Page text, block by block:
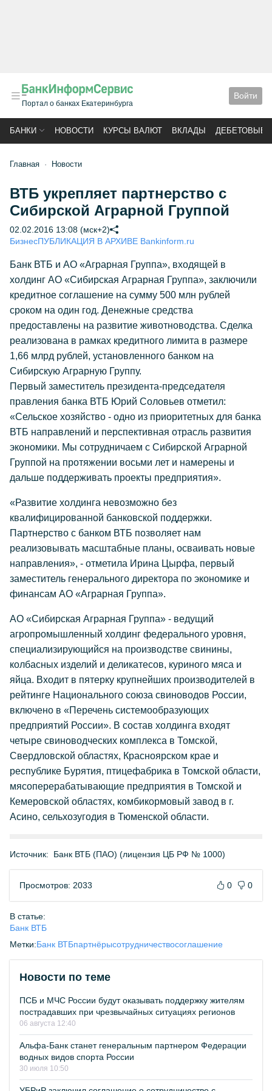
Портал о банках Екатеринбурга
Войти
БАНКИ НОВОСТИ КУРСЫ ВАЛЮТ ВКЛАДЫ ДЕБЕТОВЫЕ
Главная Новости
ВТБ укрепляет партнерство с
Сибирской Аграрной Группой
02.02.2016 13:08 (мск+2)
БизнесПУБЛИКАЦИЯ В АРХИВЕ Bankinform.ru
Банк ВТБ и АО «Аграрная Группа», входящей в
холдинг АО «Сибирская Аграрная Группа», заключили
кредитное соглашение на сумму 500 млн рублей
сроком на один год. Денежные средства
предоставлены на развитие животноводства. Сделка
реализована в рамках кредитного лимита в размере
1,66 млрд рублей, установленного банком на
Сибирскую Аграрную Группу.
Первый заместитель президента-председателя
правления банка ВТБ Юрий Соловьев отметил:
«Сельское хозяйство - одно из приоритетных для банка
ВТБ направлений и перспективная отрасль развития
экономики. Мы сотрудничаем с Сибирской Аграрной
Группой на протяжении восьми лет и намерены и
дальше поддерживать проекты предприятия».
«Развитие холдинга невозможно без
квалифицированной банковской поддержки.
Партнерство с банком ВТБ позволяет нам
реализовывать масштабные планы, осваивать новые
направления», - отметила Ирина Цырфа, первый
заместитель генерального директора по экономике и
финансам АО «Аграрная Группа».
АО «Сибирская Аграрная Группа» - ведущий
агропромышленный холдинг федерального уровня,
специализирующийся на производстве свинины,
колбасных изделий и деликатесов, куриного мяса и
яйца. Входит в пятерку крупнейших производителей в
рейтинге Национального союза свиноводов России,
включено в «Перечень системообразующих
предприятий России». В состав холдинга входят
четыре свиноводческих комплекса в Томской,
Свердловской областях, Красноярском крае и
республике Бурятия, птицефабрика в Томской области,
мясоперерабатывающие предприятия в Томской и
Кемеровской областях, комбикормовый завод в г.
Асино, сельхозугодия в Тюменской области.
Источник: Банк ВТБ (ПАО) (лицензия ЦБ РФ № 1000)
Просмотров: 2033 0 0
В статье:
Банк ВТБ
Метки:Банк ВТБпартнёрысотрудничествосоглашение
Новости по теме
ПСБ и МЧС России будут оказывать поддержку жителям
пострадавших при чрезвычайных ситуациях регионов
06 августа 12:40
Альфа-Банк станет генеральным партнером Федерации
водных видов спорта России
30 июля 10:50